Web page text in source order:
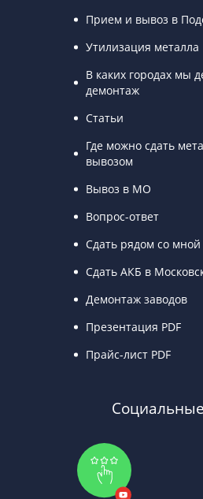
Прием и вывоз в
Утилизация металла
В каких городах мы
демонтаж
Статьи
Где можно сдать
вывозом
Вывоз в МО
Вопрос-ответ
Сдать рядом со мной
Сдать АКБ в
Демонтаж заводов
Презентация PDF
Прайс-лист PDF